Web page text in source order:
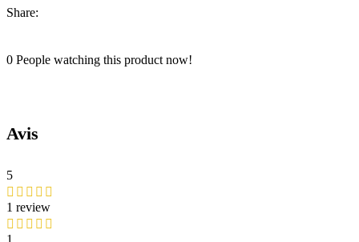
Share:
0 People watching this product now!
Avis
5
1 review
1